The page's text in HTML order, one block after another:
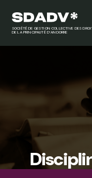
SOCIÉTÉ DE GESTION COLLECTIVE DES
DE LA PRINCIPAUTÉ D’ANDORRE